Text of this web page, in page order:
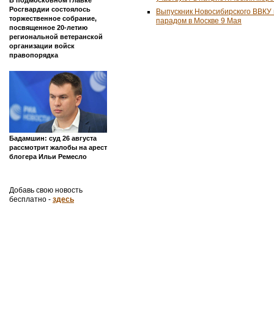
Росгвардии состоялось
торжественное собрание,
посвященное 20-летию
региональной ветеранской
организации войск
правопорядка
Бадамшин: суд 26 августа
рассмотрит жалобы на арест
блогера Ильи Ремесло
Добавь свою новость
бесплатно - здесь
Выпускник Новосибирского
парадом в Москве 9 Мая